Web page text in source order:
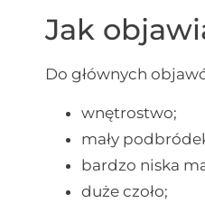
Jak
Do głównych
wnętrostwo;
mały
bardzo niska
duże czoło;